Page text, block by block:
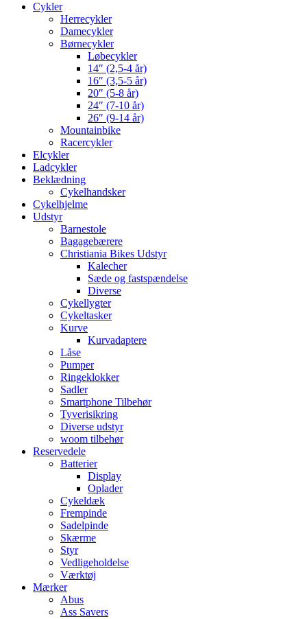
Cykler
Herrecykler
Damecykler
Børnecykler
Løbecykler
14″ (2,5-4 år)
16″ (3,5-5 år)
20″ (5-8 år)
24″ (7-10 år)
26″ (9-14 år)
Mountainbike
Racercykler
Elcykler
Ladcykler
Beklædning
Cykelhandsker
Cykelhjelme
Udstyr
Barnestole
Bagagebærere
Christiania Bikes Udstyr
Kalecher
Sæde og fastspændelse
Diverse
Cykellygter
Cykeltasker
Kurve
Kurvadaptere
Låse
Pumper
Ringeklokker
Sadler
Smartphone Tilbehør
Tyverisikring
Diverse udstyr
woom tilbehør
Reservedele
Batterier
Display
Oplader
Cykeldæk
Frempinde
Sadelpinde
Skærme
Styr
Vedligeholdelse
Værktøj
Mærker
Abus
Ass Savers